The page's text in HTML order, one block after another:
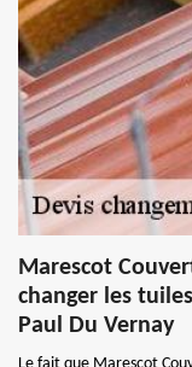
Marescot
changer les
Paul Du Vernay